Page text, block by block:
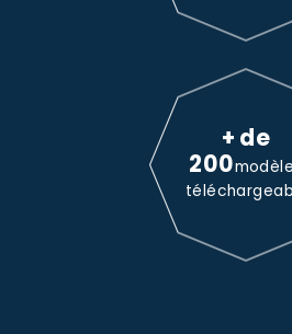
+ de
200